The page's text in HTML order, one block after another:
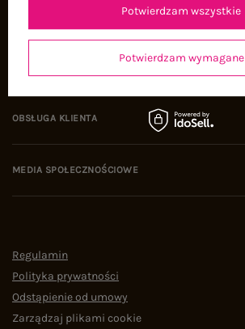
OBSŁUGA KLIENTA
MEDIA SPOŁECZNOŚCIOWE
Regulamin
Polityka prywatności
Odstąpienie od umowy
Zarządzaj plikami cookie
Potwierdzam wymagane
Potwierdzam wszystkie